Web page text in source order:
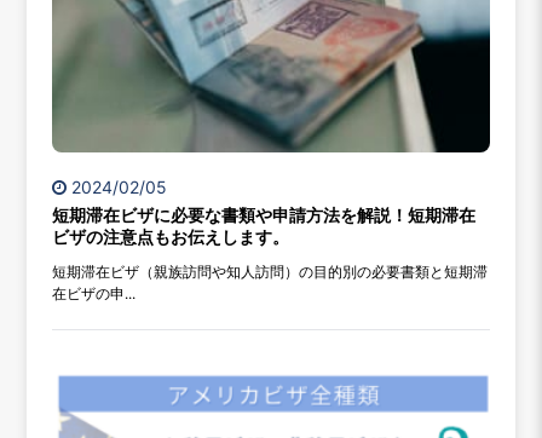
2024/02/05
短期滞在ビザに必要な書類や申請方法を解説！短期滞在
ビザの注意点もお伝えします。
短期滞在ビザ（親族訪問や知人訪問）の目的別の必要書類と短期滞
在ビザの申...